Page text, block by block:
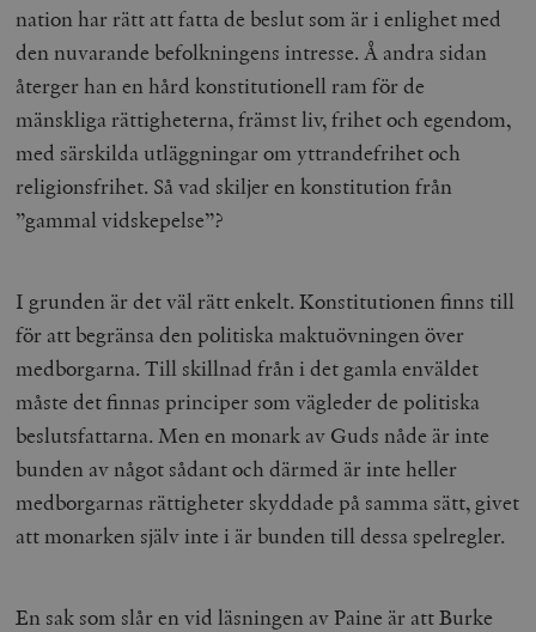
nation har rätt att fatta de beslut som är i enlighet med
den nuvarande befolkningens intresse. Å andra sidan
återger han en hård konstitutionell ram för de
mänskliga rättigheterna, främst liv, frihet och egendom,
med särskilda utläggningar om yttrandefrihet och
religionsfrihet. Så vad skiljer en konstitution från
”gammal vidskepelse”?
I grunden är det väl rätt enkelt. Konstitutionen finns till
för att begränsa den politiska maktuövningen över
medborgarna. Till skillnad från i det gamla enväldet
måste det finnas principer som vägleder de politiska
beslutsfattarna. Men en monark av Guds nåde är inte
bunden av något sådant och därmed är inte heller
medborgarnas rättigheter skyddade på samma sätt, givet
att monarken själv inte i är bunden till dessa spelregler.
En sak som slår en vid läsningen av Paine är att Burke